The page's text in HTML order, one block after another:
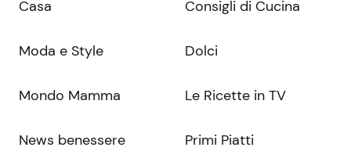
Casa
Moda e Style
Mondo Mamma
News benessere
Consigli di Cucina
Dolci
Le Ricette in TV
Primi Piatti